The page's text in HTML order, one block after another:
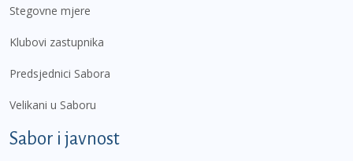
Stegovne mjere
Klubovi zastupnika
Predsjednici Sabora
Velikani u Saboru
Sabor i javnost